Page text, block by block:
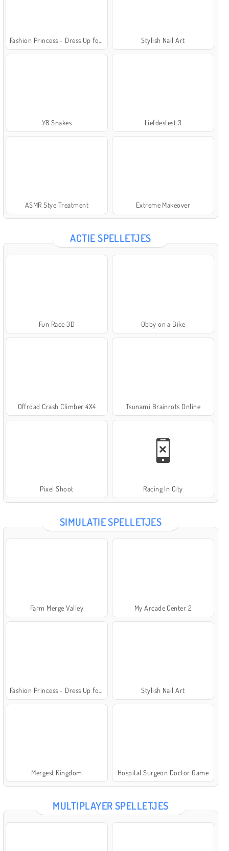
Stylish Nail Art
Y8 Snakes Liefdestest 3
ASMR Stye Treatment Extreme Makeover
ACTIE SPELLETJES
Fun Race 3D Obby on a Bike
Offroad Crash Climber 4X4 Tsunami Brainrots Online
Pixel Shoot Racing In City
SIMULATIE SPELLETJES
Farm Merge Valley My Arcade Center 2
Stylish Nail Art
Mergest Kingdom Hospital Surgeon Doctor Game
MULTIPLAYER SPELLETJES